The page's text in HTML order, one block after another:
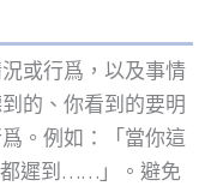
或行爲，以及事情
的、你看到的要明
。例如：「當你這
遲到……」。避免